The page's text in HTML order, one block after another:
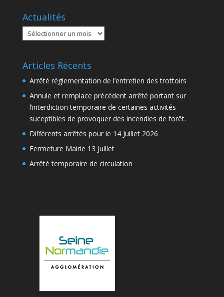
Actualités
Actualités
Articles Récents
Arrêté réglementation de l’entretien des trottoirs
Annule et remplace précédent arrêté portant sur
l’interdiction temporaire de certaines activités
suceptibles de provoquer des incendies de forêt.
Différents arrêtés pour le 14 Juillet 2026
Fermeture Mairie 13 Juillet
Arrêté temporaire de circulation